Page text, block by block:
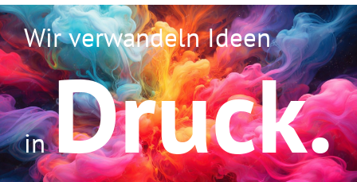
Wir verwandeln Ideen
inDruck.